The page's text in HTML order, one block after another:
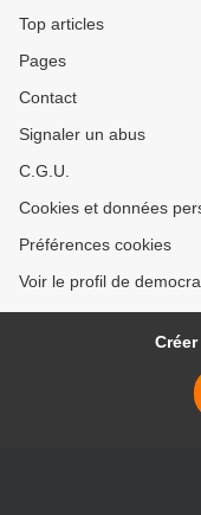
Top articles
Pages
Contact
Signaler un abus
C.G.U.
Cookies et données
Préférences cookies
Voir le profil de